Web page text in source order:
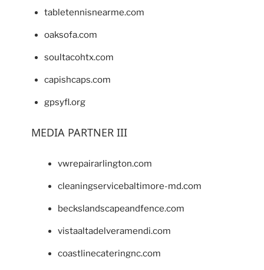
tabletennisnearme.com
oaksofa.com
soultacohtx.com
capishcaps.com
gpsyfl.org
MEDIA PARTNER III
vwrepairarlington.com
cleaningservicebaltimore-md.com
beckslandscapeandfence.com
vistaaltadelveramendi.com
coastlinecateringnc.com